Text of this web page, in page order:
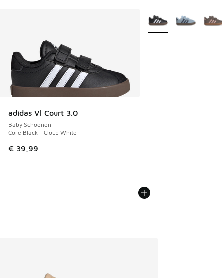
adidas Vl Court 3.0
Baby Schoenen
Core Black - Cloud White
€ 39,99
Meer kleuren